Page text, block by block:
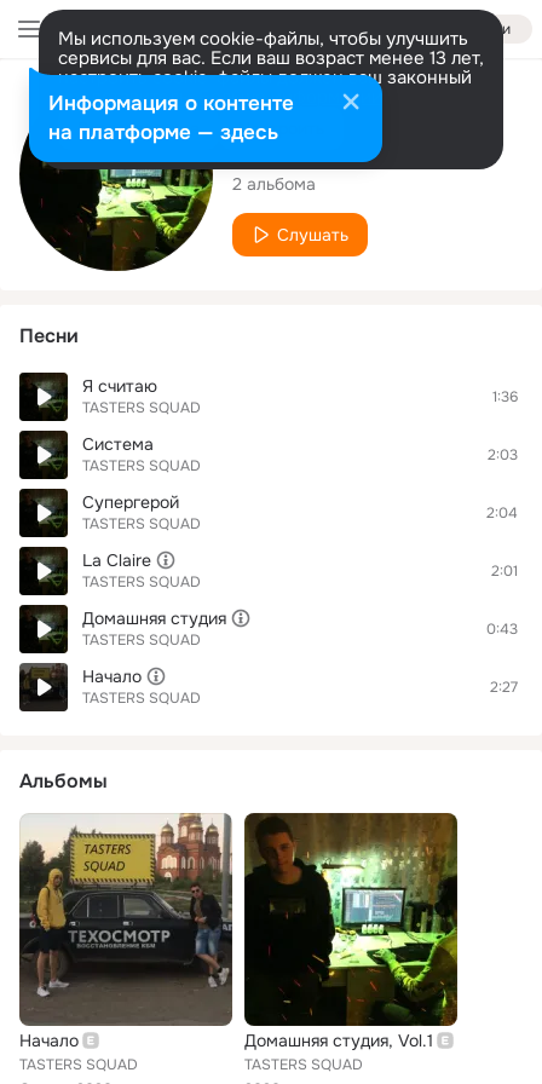
Войти
Мы используем cookie-файлы, чтобы улучшить
сервисы для вас. Если ваш возраст менее 13 лет,
настроить cookie-файлы должен ваш законный
представитель. Больше информации
Разрешить все Настроить
Исполнитель
TASTERS SQUAD
2 альбома
Слушать
Песни
Я считаю
TASTERS SQUAD
1:36
Система
TASTERS SQUAD
2:03
Супергерой
TASTERS SQUAD
2:04
La Claire
TASTERS SQUAD
2:01
Домашняя студия
TASTERS SQUAD
0:43
Начало
TASTERS SQUAD
2:27
Альбомы
Начало
TASTERS SQUAD
Домашняя студия, Vol.1
TASTERS SQUAD
Информация о контенте
на платформе — здесь